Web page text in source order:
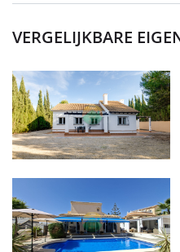
VERGELIJKBARE